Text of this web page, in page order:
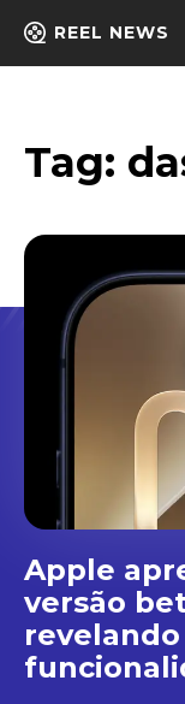
REEL NEWS
Tag:
Apple
versão
revelando